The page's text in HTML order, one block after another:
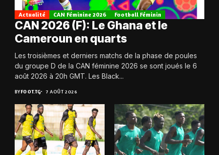
Actualité CAN Féminine 2026 Football Féminin
CAN 2026 (F): Le Ghana et le
Cameroun en quarts
Les troisièmes et derniers matchs de la phase de poules
du groupe D de la CAN féminine 2026 se sont joués le 6
août 2026 à 20h GMT. Les Black...
BYFOOT.TG 7 AOÛT 2026